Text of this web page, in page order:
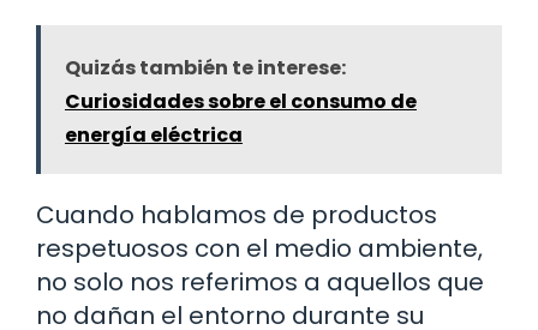
Quizás también te interese:
Curiosidades sobre el consumo de
energía eléctrica
Cuando hablamos de productos
respetuosos con el medio ambiente,
no solo nos referimos a aquellos que
no dañan el entorno durante su